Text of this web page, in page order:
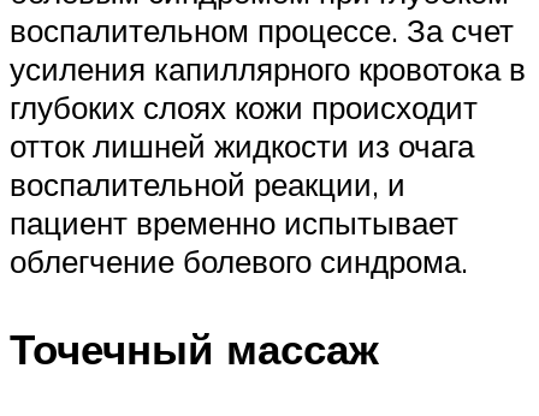
воспалительном процессе. За счет
усиления капиллярного кровотока в
глубоких слоях кожи происходит
отток лишней жидкости из очага
воспалительной реакции, и
пациент временно испытывает
облегчение болевого синдрома.
Точечный массаж